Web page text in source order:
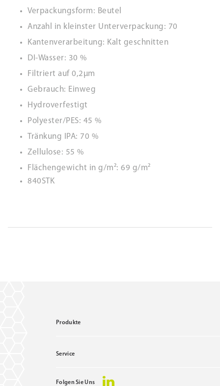
Verpackungsform: Beutel
Anzahl in kleinster Unterverpackung: 70
Kantenverarbeitung: Kalt geschnitten
DI-Wasser: 30 %
Filtriert auf 0,2µm
Gebrauch: Einweg
Hydroverfestigt
Polyester/PES: 45 %
Tränkung IPA: 70 %
Zellulose: 55 %
Flächengewicht in g/m²: 69 g/m²
840STK
Produkte
Service
Folgen Sie Uns